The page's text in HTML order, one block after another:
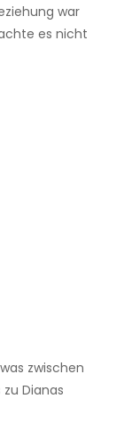
war
es nicht
zwischen
Dianas